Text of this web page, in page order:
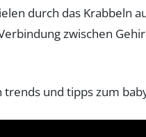
durch das Krabbeln
zwischen